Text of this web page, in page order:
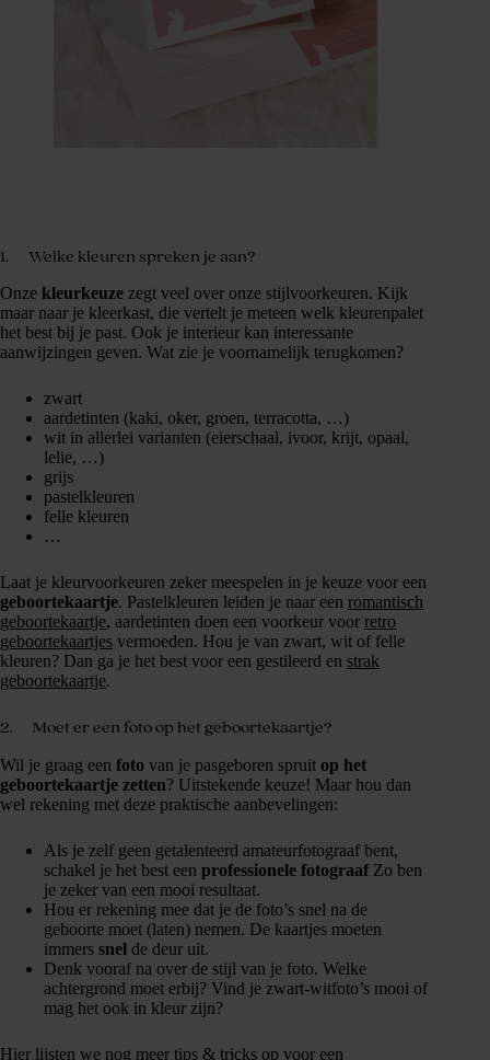
1. Welke kleuren spreken je aan?
Onze kleurkeuze zegt veel over onze stijlvoorkeuren. Kijk
maar naar je kleerkast, die vertelt je meteen welk kleurenpalet
het best bij je past. Ook je interieur kan interessante
aanwijzingen geven. Wat zie je voornamelijk terugkomen?
zwart
aardetinten (kaki, oker, groen, terracotta, …)
wit in allerlei varianten (eierschaal, ivoor, krijt, opaal,
lelie, …)
grijs
pastelkleuren
felle kleuren
…
Laat je kleurvoorkeuren zeker meespelen in je keuze voor een
geboortekaartje. Pastelkleuren leiden je naar een romantisch
geboortekaartje, aardetinten doen een voorkeur voor retro
geboortekaartjes vermoeden. Hou je van zwart, wit of felle
kleuren? Dan ga je het best voor een gestileerd en strak
geboortekaartje.
2. Moet er een foto op het geboortekaartje?
Wil je graag een foto van je pasgeboren spruit op het
geboortekaartje zetten? Uitstekende keuze! Maar hou dan
wel rekening met deze praktische aanbevelingen:
Als je zelf geen getalenteerd amateurfotograaf bent,
schakel je het best een professionele fotograafZo ben
je zeker van een mooi resultaat.
Hou er rekening mee dat je de foto’s snel na de
geboorte moet (laten) nemen. De kaartjes moeten
immers snel de deur uit.
Denk vooraf na over de stijl van je foto. Welke
achtergrond moet erbij? Vind je zwart-witfoto’s mooi of
mag het ook in kleur zijn?
Hier lijsten we nog meer tips & tricks op voor een